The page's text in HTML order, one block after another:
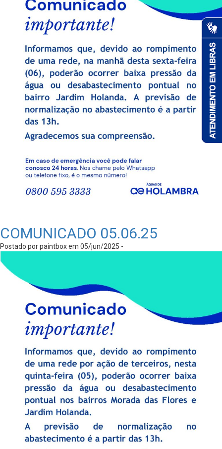
COMUNICADO 05.06.25
Postado por paintbox em 05/jun/2025 -